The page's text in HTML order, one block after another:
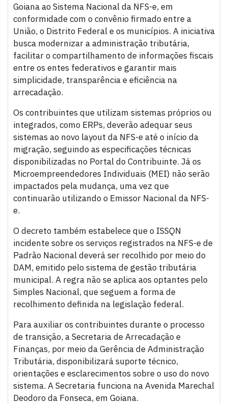
Goiana ao Sistema Nacional da NFS-e, em
conformidade com o convênio firmado entre a
União, o Distrito Federal e os municípios. A iniciativa
busca modernizar a administração tributária,
facilitar o compartilhamento de informações fiscais
entre os entes federativos e garantir mais
simplicidade, transparência e eficiência na
arrecadação.
Os contribuintes que utilizam sistemas próprios ou
integrados, como ERPs, deverão adequar seus
sistemas ao novo layout da NFS-e até o início da
migração, seguindo as especificações técnicas
disponibilizadas no Portal do Contribuinte. Já os
Microempreendedores Individuais (MEI) não serão
impactados pela mudança, uma vez que
continuarão utilizando o Emissor Nacional da NFS-
e.
O decreto também estabelece que o ISSQN
incidente sobre os serviços registrados na NFS-e de
Padrão Nacional deverá ser recolhido por meio do
DAM, emitido pelo sistema de gestão tributária
municipal. A regra não se aplica aos optantes pelo
Simples Nacional, que seguem a forma de
recolhimento definida na legislação federal.
Para auxiliar os contribuintes durante o processo
de transição, a Secretaria de Arrecadação e
Finanças, por meio da Gerência de Administração
Tributária, disponibilizará suporte técnico,
orientações e esclarecimentos sobre o uso do novo
sistema. A Secretaria funciona na Avenida Marechal
Deodoro da Fonseca, em Goiana.